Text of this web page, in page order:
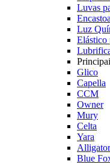
Luvas
Luz
Elástico
Glico
Capella
CCM
Owner
Mury
Celta
Yara
Alligator
Blue